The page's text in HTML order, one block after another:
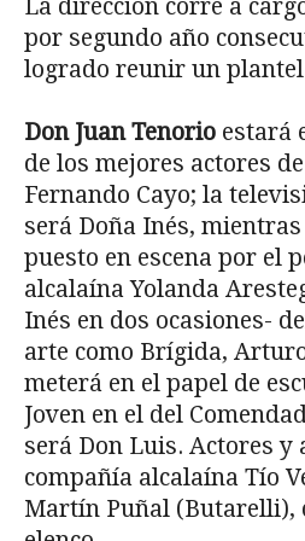
La dirección corre a
por segundo año
logrado reunir un
Don Juan Tenorio estará
de los mejores actores
Fernando Cayo; la
será Doña Inés,
puesto en escena por el
alcalaína Yolanda
Inés en dos ocasiones-
arte como Brígida,
meterá en el papel de
Joven en el del
será Don Luis. Actores y
compañía alcalaína Tío
Martín Puñal (Butarelli),